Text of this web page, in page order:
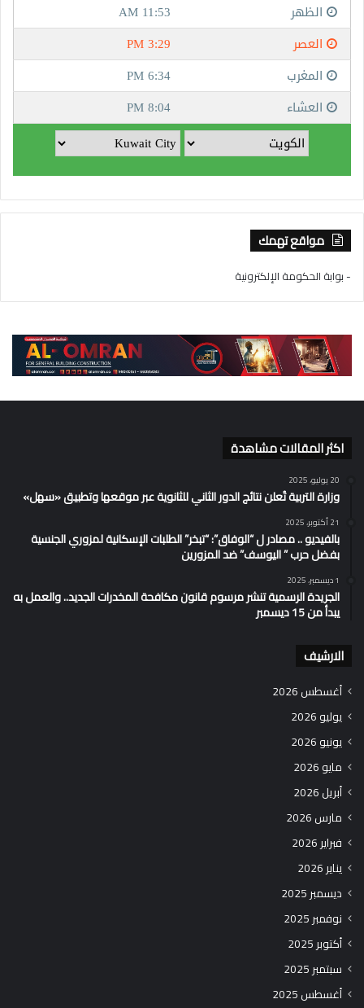
مواقع تهمك
- بوابة الحكومة الإلكترونية
اكثر المقالات مشاهدة
20 يوليو، 2025
وزارة التربية تُعلن نتائج الدور الثاني للثانوية عبر موقعها وتطبيق «سهل»
21 أكتوبر، 2025
بالفيديو .. مصادر ل “الوفاق”: “تبخر” الطلبات الإسكانية لمزوري الجنسية
بفضل حرب ” اليوسف” ضد المزورين
1 ديسمبر، 2025
الجريدة الرسمية تنشر مرسوم قانون مكافحة المخدرات الجديد.. والعمل به
يبدأ من 15 ديسمبر
الارشيف
أغسطس 2026
يوليو 2026
يونيو 2026
مايو 2026
أبريل 2026
مارس 2026
فبراير 2026
يناير 2026
ديسمبر 2025
نوفمبر 2025
أكتوبر 2025
سبتمبر 2025
أغسطس 2025